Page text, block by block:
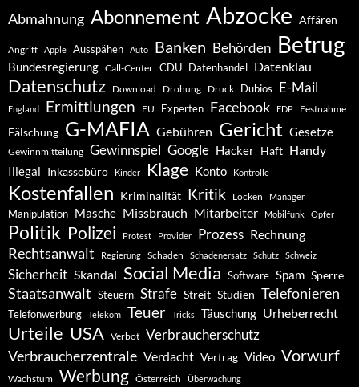
Abmahnung Abonnement Abzocke Affären
Angriff Apple Ausspähen Auto Banken Behörden Betrug
Bundesregierung Call-Center CDU Datenhandel Datenklau
Datenschutz Download Drohung Druck Dubios E-Mail
England Ermittlungen EU Experten Facebook FDP Festnahme
Fälschung G-MAFIA Gebühren Gericht Gesetze
Gewinnmitteilung Gewinnspiel Google Hacker Haft Handy
Illegal Inkassobüro Kinder Klage Konto Kontrolle
Kostenfallen Kriminalität Kritik Locken Manager
Manipulation Masche Missbrauch Mitarbeiter Mobilfunk Opfer
Politik Polizei Protest Provider Prozess Rechnung
Rechtsanwalt Regierung Schaden Schadenersatz Schutz Schweiz
Sicherheit Skandal Social Media Software Spam Sperre
Staatsanwalt Steuern Strafe Streit Studien Telefonieren
Telefonwerbung Telekom Teuer Tricks Täuschung Urheberrecht
Urteile USA Verbot Verbraucherschutz
Verbraucherzentrale Verdacht Vertrag Video Vorwurf
Wachstum Werbung Österreich Überwachung